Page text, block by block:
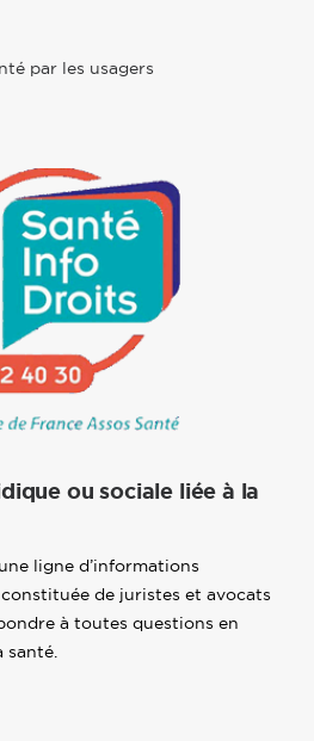
par les usagers
ou sociale liée à la
ligne d’informations
de juristes et avocats
à toutes questions en
santé.